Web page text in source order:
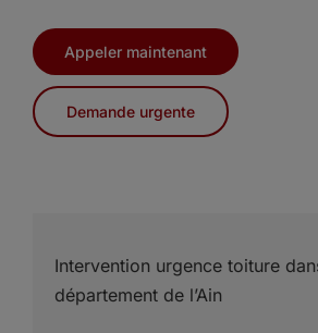
Appeler maintenant
Demande urgente
Intervention urgence toiture
département de l’Ain